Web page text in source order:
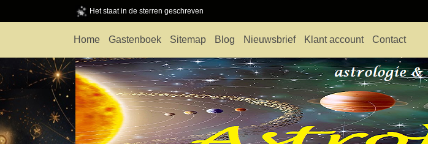
Het staat in de sterren geschreven
Home Gastenboek Sitemap Blog Nieuwsbrief Klant account Contact